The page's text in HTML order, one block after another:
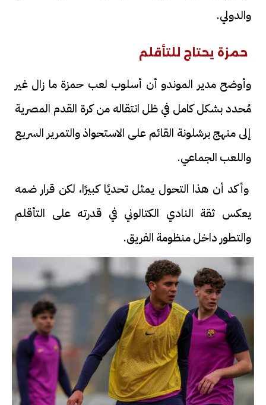
والدولي.
حمزة يحتاج للتأقلم
وأوضح مدير الموندو أن أسلوب لعب حمزة ما زال غير
مُحدد بشكل كامل في ظل انتقاله من كرة القدم المصرية
إلى منهج برشلونة القائم على الاستحواذ والتمرير السريع
واللعب الجماعي.
وأكد أن هذا التحول يمثل تحديًا كبيرًا، لكن قرار ضمه
يعكس ثقة النادي الكتالوني في قدرته على التأقلم
والتطور داخل منظومة الفريق.